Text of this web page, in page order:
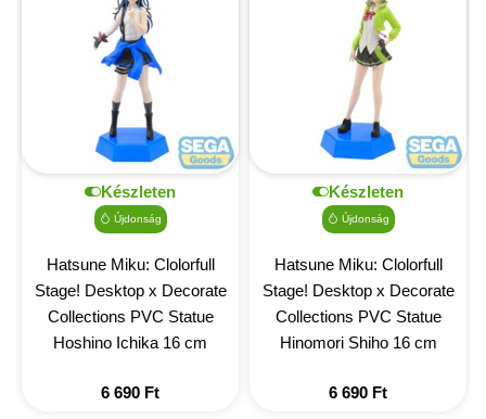
Készleten
Újdonság
Hatsune Miku: Clolorfull
Stage! Desktop x Decorate
Collections PVC Statue
Hoshino Ichika 16 cm
6 690 Ft
Készleten
Újdonság
Hatsune Miku: Clolorfull
Stage! Desktop x Decorate
Collections PVC Statue
Hinomori Shiho 16 cm
6 690 Ft